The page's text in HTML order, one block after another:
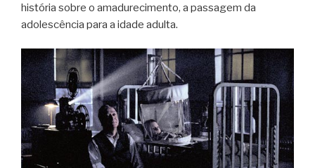
história sobre o amadurecimento, a passagem da
adolescência para a idade adulta.